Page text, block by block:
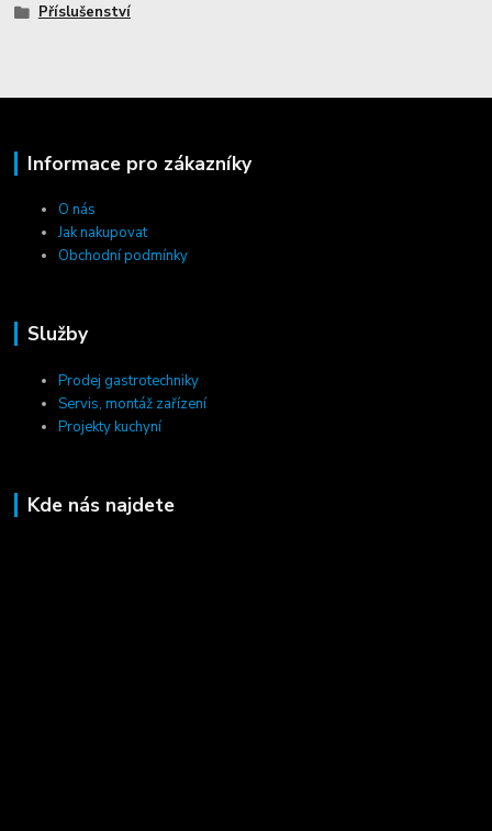
Příslušenství
Informace pro zákazníky
O nás
Jak nakupovat
Obchodní podmínky
Služby
Prodej gastrotechniky
Servis, montáž zařízení
Projekty kuchyní
Kde nás najdete